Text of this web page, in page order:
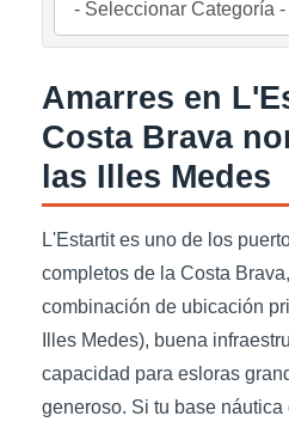
Amarres en
Costa Brava
las Illes Medes
L'Estartit es uno de los
completos de la Costa
combinación de ubicación
Illes Medes), buena
capacidad para esloras
generoso. Si tu base